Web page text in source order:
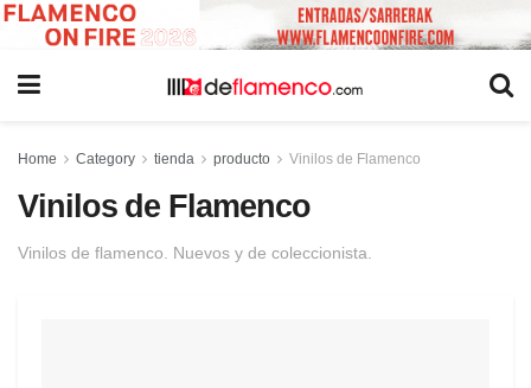
Home Category tienda producto Vinilos de Flamenco
Vinilos de Flamenco
Vinilos de flamenco. Nuevos y de coleccionista.